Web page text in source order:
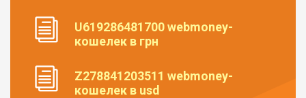
U619286481700 webmoney-
кошелек в грн
Z278841203511 webmoney-
кошелек в usd